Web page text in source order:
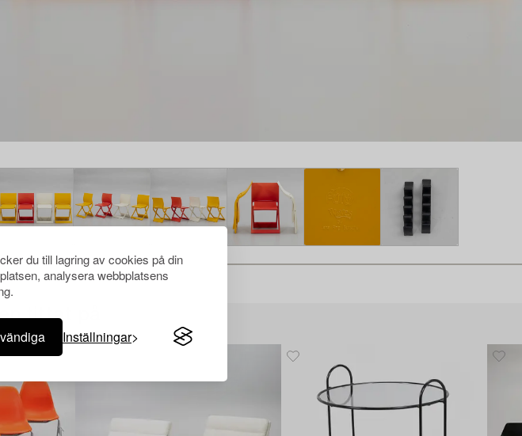
du till lagring av cookies på din
analysera webbplatsens
Inställningar
tittat på